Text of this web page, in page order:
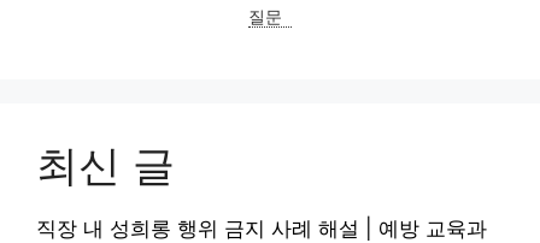
질문
최신 글
직장 내 성희롱 행위 금지 사례 해설 | 예방 교육과